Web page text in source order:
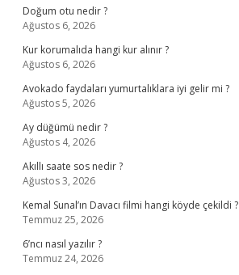
Doğum otu nedir ?
Ağustos 6, 2026
Kur korumalıda hangi kur alınır ?
Ağustos 6, 2026
Avokado faydaları yumurtalıklara iyi gelir mi ?
Ağustos 5, 2026
Ay düğümü nedir ?
Ağustos 4, 2026
Akıllı saate sos nedir ?
Ağustos 3, 2026
Kemal Sunal’ın Davacı filmi hangi köyde çekildi ?
Temmuz 25, 2026
6’ncı nasıl yazılır ?
Temmuz 24, 2026